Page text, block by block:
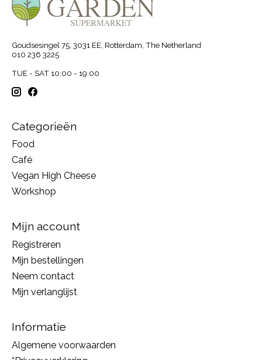
Goudsesingel 75, 3031 EE, Rotterdam, The Netherland
010 236 3225
TUE - SAT 10:00 - 19:00
Categorieën
Food
Café
Vegan High Cheese
Workshop
Mijn account
Registreren
Mijn bestellingen
Neem contact
Mijn verlanglijst
Informatie
Algemene voorwaarden